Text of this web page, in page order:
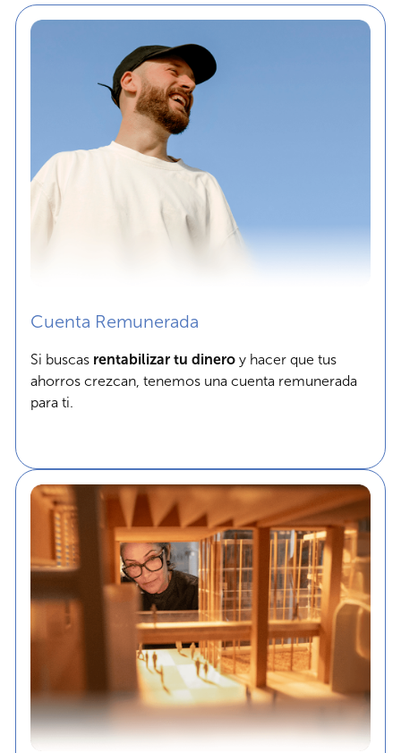
Cuenta Remunerada
Si buscas rentabilizar tu dinero y hacer que tus
ahorros crezcan, tenemos una cuenta remunerada
para ti.